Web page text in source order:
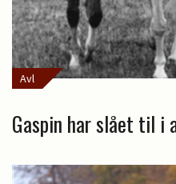
Avl
Gaspin har slået til i